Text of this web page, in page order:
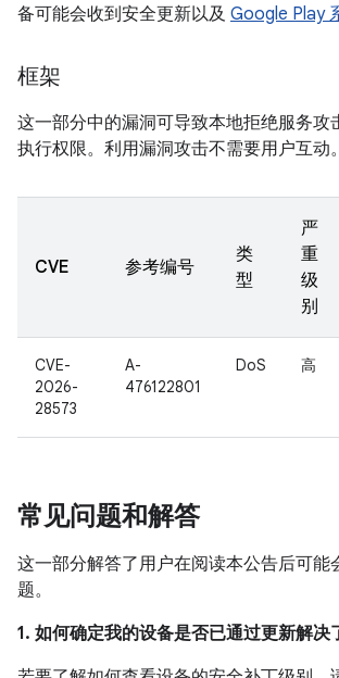
备可能会收到安全更新以及 Google Play
框架
这一部分中的漏洞可导致本地拒绝服务攻
执行权限。利用漏洞攻击不需要用户互动。
CVE 参考编号
类
型
严
重
级
别
CVE-
2026-
28573
A-
476122801
DoS 高
常见问题和解答
这一部分解答了用户在阅读本公告后可能
题。
1. 如何确定我的设备是否已通过更新解决